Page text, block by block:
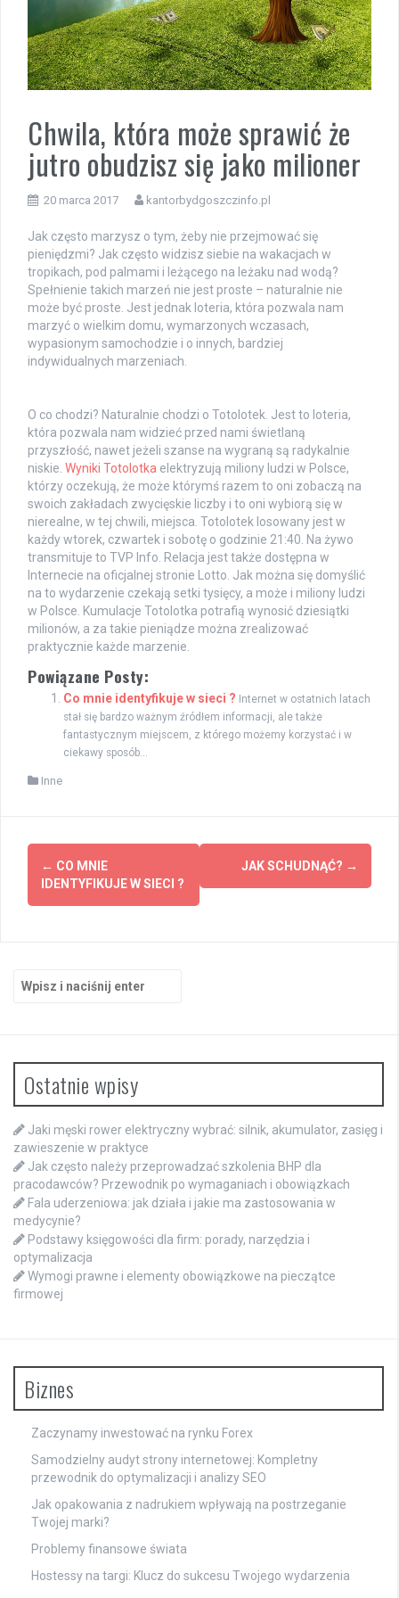
Chwila, która może sprawić że
jutro obudzisz się jako milioner
20 marca 2017 kantorbydgoszczinfo.pl
Jak często marzysz o tym, żeby nie przejmować się
pieniędzmi? Jak często widzisz siebie na wakacjach w
tropikach, pod palmami i leżącego na leżaku nad wodą?
Spełnienie takich marzeń nie jest proste – naturalnie nie
może być proste. Jest jednak loteria, która pozwala nam
marzyć o wielkim domu, wymarzonych wczasach,
wypasionym samochodzie i o innych, bardziej
indywidualnych marzeniach.
O co chodzi? Naturalnie chodzi o Totolotek. Jest to loteria,
która pozwala nam widzieć przed nami świetlaną
przyszłość, nawet jeżeli szanse na wygraną są radykalnie
niskie. Wyniki Totolotka elektryzują miliony ludzi w Polsce,
którzy oczekują, że może którymś razem to oni zobaczą na
swoich zakładach zwycięskie liczby i to oni wybiorą się w
nierealne, w tej chwili, miejsca. Totolotek losowany jest w
każdy wtorek, czwartek i sobotę o godzinie 21:40. Na żywo
transmituje to TVP Info. Relacja jest także dostępna w
Internecie na oficjalnej stronie Lotto. Jak można się domyślić
na to wydarzenie czekają setki tysięcy, a może i miliony ludzi
w Polsce. Kumulacje Totolotka potrafią wynosić dziesiątki
milionów, a za takie pieniądze można zrealizować
praktycznie każde marzenie.
Powiązane Posty:
Co mnie identyfikuje w sieci ? Internet w ostatnich latach
stał się bardzo ważnym źródłem informacji, ale także
fantastycznym miejscem, z którego możemy korzystać i w
ciekawy sposób...
Inne
Zobacz
wpisy
← CO MNIE
IDENTYFIKUJE W SIECI ?
JAK SCHUDNĄĆ? →
Ostatnie wpisy
Jaki męski rower elektryczny wybrać: silnik, akumulator, zasięg i
zawieszenie w praktyce
Jak często należy przeprowadzać szkolenia BHP dla
pracodawców? Przewodnik po wymaganiach i obowiązkach
Fala uderzeniowa: jak działa i jakie ma zastosowania w
medycynie?
Podstawy księgowości dla firm: porady, narzędzia i
optymalizacja
Wymogi prawne i elementy obowiązkowe na pieczątce
firmowej
Biznes
Zaczynamy inwestować na rynku Forex
Samodzielny audyt strony internetowej: Kompletny
przewodnik do optymalizacji i analizy SEO
Jak opakowania z nadrukiem wpływają na postrzeganie
Twojej marki?
Problemy finansowe świata
Hostessy na targi: Klucz do sukcesu Twojego wydarzenia